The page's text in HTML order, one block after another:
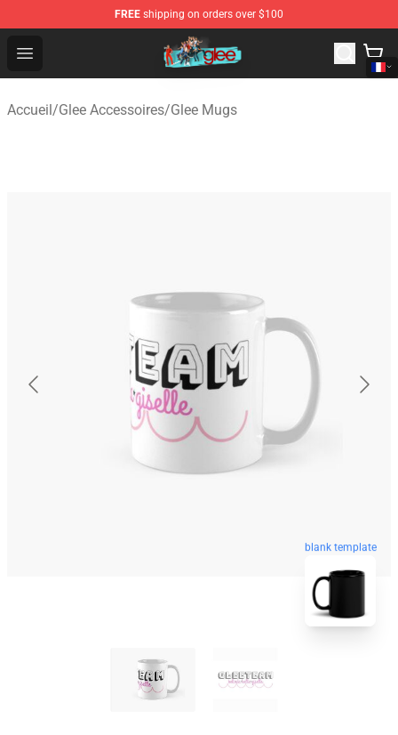
FREE shipping on orders over $100
Open menu
Glee Store - Official Glee Merchandise Shop
Accueil/Glee Accessoires/Glee Mugs
blank template